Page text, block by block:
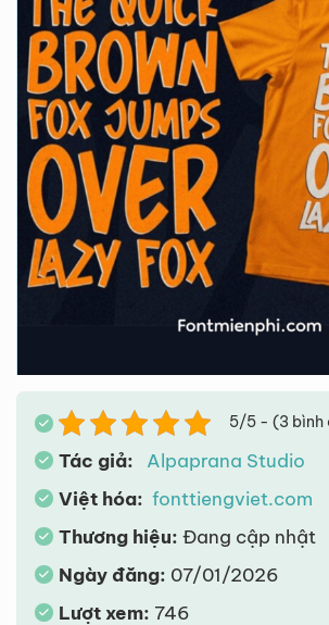
5/5 - (3 bình
Tác giả:
Alpaprana Studio
Việt hóa: fonttiengviet.com
Thương hiệu: Đang cập nhật
Ngày đăng: 07/01/2026
Lượt xem: 746